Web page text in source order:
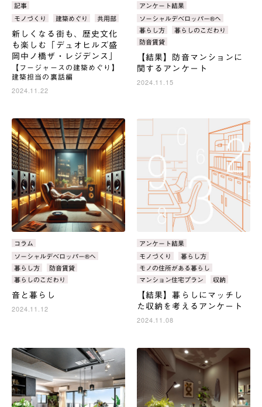
カ
テ
ゴ
リ：
記事
タ
モノづくり 建築めぐり 共用部
新しくなる街も、歴史文化
も楽しむ「デュオヒルズ盛
岡中ノ橋ザ・レジデンス」
【フージャースの建築めぐり】
建築担当の裏話編
2024.11.22
カ
テ
ゴ
リ：
アンケート結果
タ
グ：
ソーシャルデベロッパー®へ
暮らし方
暮らしのこだわり
防音賃貸
【結果】防音マンションに
関するアンケート
2024.11.15
カ
テ
ゴ
リ：
コラム
タ
グ：
ソーシャルデベロッパー®へ
暮らし方
防音賃貸
暮らしのこだわり
音と暮らし
2024.11.12
カ
テ
ゴ
リ：
アンケート結果
タ
グ：
モノづくり
暮らし方
モノの住所がある暮らし
マンション住宅プラン
収納
【結果】暮らしにマッチし
た収納を考えるアンケート
2024.11.08